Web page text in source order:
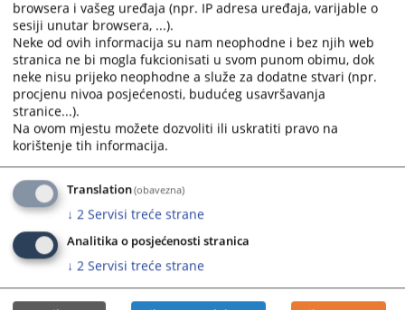
select
a
date.
Press
the
question
mark
key
get
the
keyboard
shortcuts
for
changing
select
a
date.
Press
the
mark
the
keyboard
for
changing
03.03.2011.
01.12.2010.
Slike rekonstrukcije ZKK Prnjavor
22.09.2010.
Slike Osnovnog suda u Prnjavoru
browsera i vašeg uređaja (npr. IP adresa uređaja, varijable o
sesiji unutar browsera, ...).
Neke od ovih informacija su nam neophodne i bez njih web
stranica ne bi mogla fukcionisati u svom punom obimu, dok
neke nisu prijeko neophodne a služe za dodatne stvari (npr.
procjenu nivoa posjećenosti, budućeg usavršavanja
stranice...).
Na ovom mjestu možete dozvoliti ili uskratiti pravo na
korištenje tih informacija.
Translation(obavezna)
↓ 2 Servisi treće strane
Analitika o posjećenosti stranica
↓ 2 Servisi treće strane